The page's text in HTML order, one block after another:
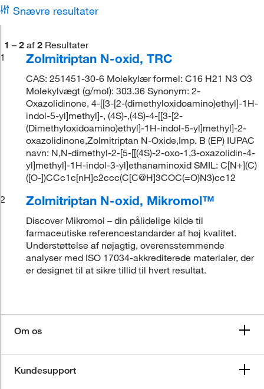
Snævre resultater
1 – 2 af 2 Resultater
1
Zolmitriptan N-oxid, TRC
CAS: 251451-30-6 Molekylær formel: C16 H21 N3 O3
Molekylvægt (g/mol): 303.36 Synonym: 2-
Oxazolidinone, 4-[[3-[2-(dimethyloxidoamino)ethyl]-1H-
indol-5-yl]methyl]-, (4S)-,(4S)-4-[[3-[2-
(Dimethyloxidoamino)ethyl]-1H-indol-5-yl]methyl]-2-
oxazolidinone,Zolmitriptan N-Oxide,Imp. B (EP) IUPAC
navn: N,N-dimethyl-2-[5-[[(4S)-2-oxo-1,3-oxazolidin-4-
yl]methyl]-1H-indol-3-yl]ethanaminoxid SMIL: C[N+](C)
([O-])CCc1c[nH]c2ccc(C[C@H]3COC(=O)N3)cc12
2
Zolmitriptan N-oxid, Mikromol™
Discover Mikromol – din pålidelige kilde til
farmaceutiske referencestandarder af høj kvalitet.
Understøttelse af nøjagtig, overensstemmende
analyser med ISO 17034-akkrediterede materialer, der
er designet til at sikre tillid til hvert resultat.
Om os
Kundesupport